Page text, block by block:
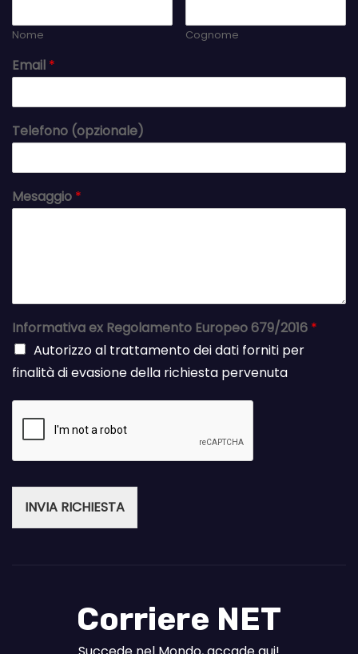
Nome Cognome
Email *
Telefono (opzionale)
Mesaggio *
Informativa ex Regolamento Europeo 679/2016 *
Autorizzo al trattamento dei dati forniti per
finalità di evasione della richiesta pervenuta
INVIA RICHIESTA
Corriere NET